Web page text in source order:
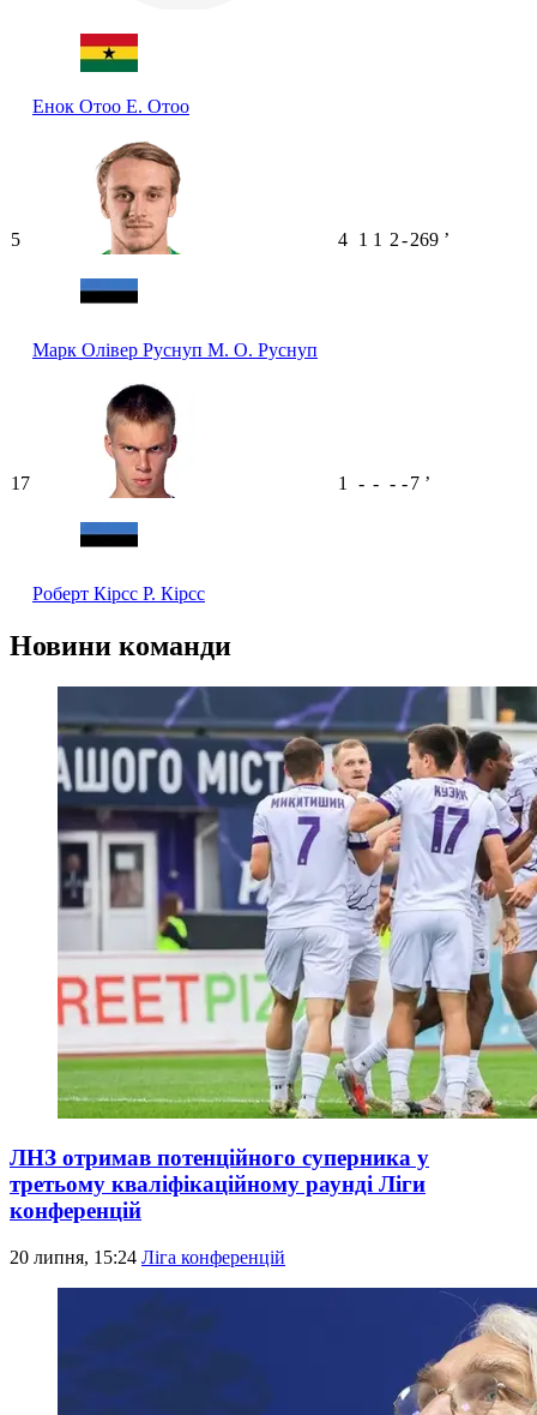
Енок Отоо Е. Отоо
5
Марк Олівер Руснуп М. О. Руснуп
4 1 1 2-269 ʼ
17
Роберт Кірсс Р. Кірсс
1 - - - -7 ʼ
Новини команди
ЛНЗ отримав потенційного суперника у
третьому кваліфікаційному раунді Ліги
конференцій
20 липня, 15:24 Ліга конференцій